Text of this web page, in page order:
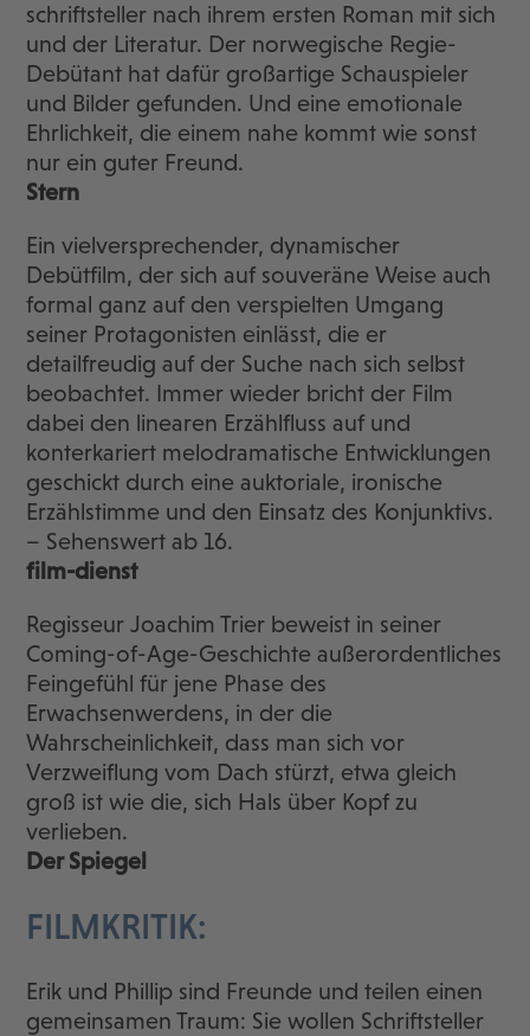
schriftsteller nach ihrem ersten Roman mit sich
und der Literatur. Der norwegische Regie-
Debütant hat dafür großartige Schauspieler
und Bilder gefunden. Und eine emotionale
Ehrlichkeit, die einem nahe kommt wie sonst
nur ein guter Freund.
Stern
Ein vielversprechender, dynamischer
Debütfilm, der sich auf souveräne Weise auch
formal ganz auf den verspielten Umgang
seiner Protagonisten einlässt, die er
detailfreudig auf der Suche nach sich selbst
beobachtet. Immer wieder bricht der Film
dabei den linearen Erzählfluss auf und
konterkariert melodramatische Entwicklungen
geschickt durch eine auktoriale, ironische
Erzählstimme und den Einsatz des Konjunktivs.
– Sehenswert ab 16.
film-dienst
Regisseur Joachim Trier beweist in seiner
Coming-of-Age-Geschichte außerordentliches
Feingefühl für jene Phase des
Erwachsenwerdens, in der die
Wahrscheinlichkeit, dass man sich vor
Verzweiflung vom Dach stürzt, etwa gleich
groß ist wie die, sich Hals über Kopf zu
verlieben.
Der Spiegel
FILMKRITIK:
Erik und Phillip sind Freunde und teilen einen
gemeinsamen Traum: Sie wollen Schriftsteller